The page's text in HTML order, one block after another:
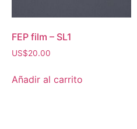
FEP film – SL1
US$20.00
Añadir al carrito